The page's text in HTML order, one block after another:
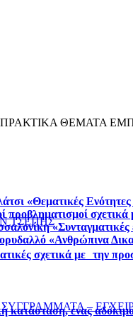
ΤΣΕΠΗΣ
–
ΠΡΑΚΤΙΚΑ ΘΕΜΑΤΑ
«Θεματικές
προβληματισμοί
«Ανθρώπινα
σχετικά με την
κατάσταση, ένας